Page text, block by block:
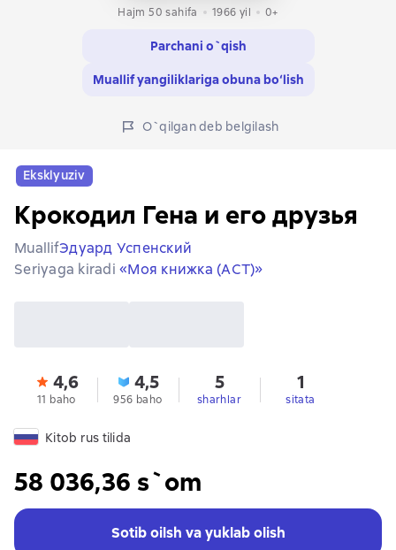
Hajm 50 sahifa 1966 yil 0+
Parchani o`qish
Muallif yangiliklariga obuna bo‘lish
O`qilgan deb belgilash
Eksklyuziv
Крокодил Гена и его друзья
MuallifЭдуард Успенский
Seriyaga kiradi «Моя книжка (АСТ)»
4,6
11 baho
4,5
956 baho
5
sharhlar
1
sitata
Kitob rus tilida
58 036,36 s`om
Sotib oilsh va yuklab olish